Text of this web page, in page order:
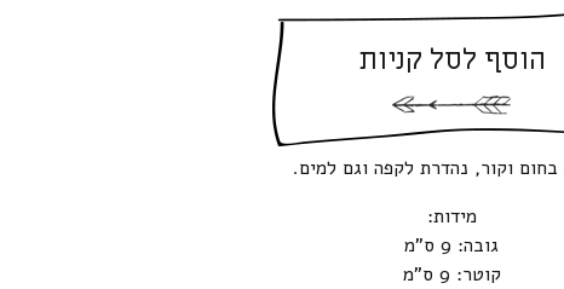
הוסף לסל קניות
בחום וקור, נהדרת לקפה וגם למים.
מידות:
גובה: 9 ס”מ
קוטר: 9 ס”מ